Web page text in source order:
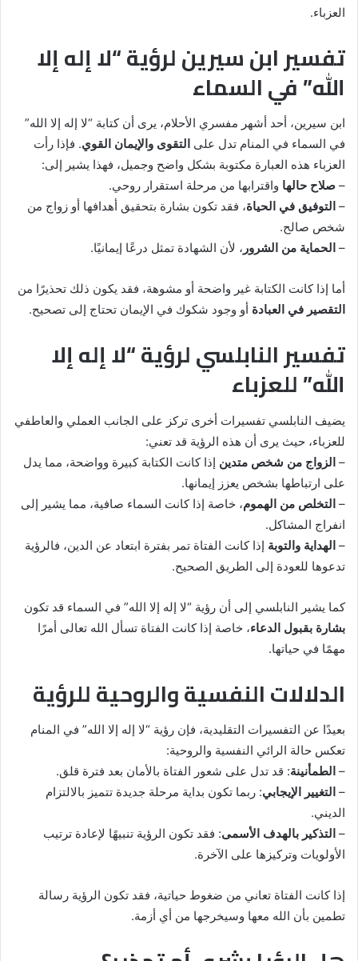
العزباء.
تفسير ابن سيرين لرؤية “لا إله إلا
الله” في السماء
ابن سيرين، أحد أشهر مفسري الأحلام، يرى أن كتابة “لا إله إلا الله”
في السماء في المنام تدل على التقوى والإيمان القوي. فإذا رأت
العزباء هذه العبارة مكتوبة بشكل واضح وجميل، فهذا يشير إلى:
– صلاح حالها واقترابها من مرحلة استقرار روحي.
– التوفيق في الحياة، فقد تكون بشارة بتحقيق أهدافها أو زواج من
شخص صالح.
– الحماية من الشرور ، لأن الشهادة تمثل درعًا إيمانيًا.
أما إذا كانت الكتابة غير واضحة أو مشوهة، فقد يكون ذلك تحذيرًا من
التقصير في العبادة أو وجود شكوك في الإيمان تحتاج إلى تصحيح.
تفسير النابلسي لرؤية “لا إله إلا
الله” للعزباء
يضيف النابلسي تفسيرات أخرى تركز على الجانب العملي والعاطفي
للعزباء، حيث يرى أن هذه الرؤية قد تعني:
– الزواج من شخص متدين إذا كانت الكتابة كبيرة وواضحة، مما يدل
على ارتباطها بشخص يعزز إيمانها.
– التخلص من الهموم، خاصة إذا كانت السماء صافية، مما يشير إلى
انفراج المشاكل.
– الهداية والتوبة إذا كانت الفتاة تمر بفترة ابتعاد عن الدين، فالرؤية
تدعوها للعودة إلى الطريق الصحيح.
كما يشير النابلسي إلى أن رؤية “لا إله إلا الله” في السماء قد تكون
بشارة بقبول الدعاء، خاصة إذا كانت الفتاة تسأل الله تعالى أمرًا
مهمًا في حياتها.
الدلالات النفسية والروحية للرؤية
بعيدًا عن التفسيرات التقليدية، فإن رؤية “لا إله إلا الله” في المنام
تعكس حالة الرائي النفسية والروحية:
– الطمأنينة: قد تدل على شعور الفتاة بالأمان بعد فترة قلق.
– التغيير الإيجابي: ربما تكون بداية مرحلة جديدة تتميز بالالتزام
الديني.
– التذكير بالهدف الأسمى: فقد تكون الرؤية تنبيهًا لإعادة ترتيب
الأولويات وتركيزها على الآخرة.
إذا كانت الفتاة تعاني من ضغوط حياتية، فقد تكون الرؤية رسالة
تطمين بأن الله معها وسيخرجها من أي أزمة.